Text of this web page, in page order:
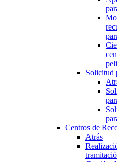
Solicitud
Centros de
Atrás